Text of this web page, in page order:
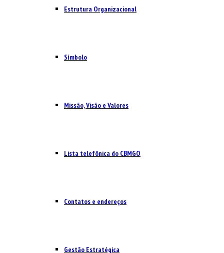
Estrutura Organizacional
Símbolo
Missão, Visão e Valores
Lista telefônica do CBMGO
Contatos e endereços
Gestão Estratégica